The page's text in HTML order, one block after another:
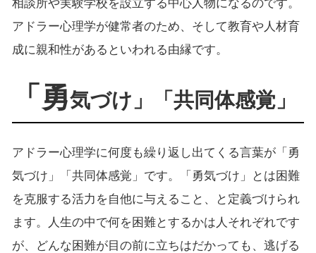
相談所や実験学校を設立する中心人物になるのです。
アドラー心理学が健常者のため、そして教育や人材育
成に親和性があるといわれる由縁です。
「勇気づけ」「共同体感覚」
アドラー心理学に何度も繰り返し出てくる言葉が「勇
気づけ」「共同体感覚」です。「勇気づけ」とは困難
を克服する活力を自他に与えること、と定義づけられ
ます。人生の中で何を困難とするかは人それぞれです
が、どんな困難が目の前に立ちはだかっても、逃げる